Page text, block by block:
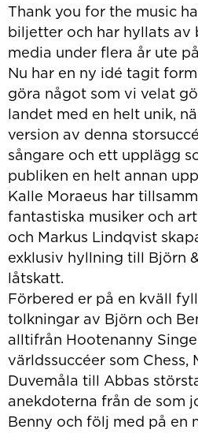
Thank you for the music
biljetter och har hyllats av
media under flera år ute
Nu har en ny idé tagit
göra något som vi velat
landet med en helt unik,
version av denna
sångare och ett upplägg
publiken en helt annan
Kalle Moraeus har
fantastiska musiker och
och Markus Lindqvist
exklusiv hyllning till Björn
låtskatt.
Förbered er på en kväll
tolkningar av Björn och
alltifrån Hootenanny
världssuccéer som Chess,
Duvemåla till Abbas
anekdoterna från de som
Benny och följ med på en